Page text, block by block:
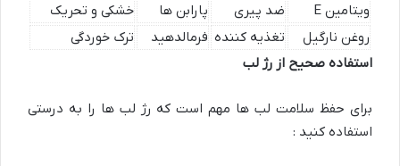
ویتامین E ضد پیری پارابن ها
خشکی و تحریک
روغن نارگیل
تغذیه کننده فرمالدهید
ترک خوردگی
استفاده صحیح از رژ لب
برای حفظ سلامت لب ها مهم است که رژ لب ها را به درستی
استفاده کنید :